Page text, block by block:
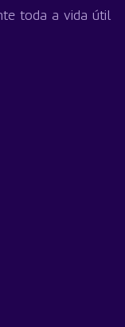
toda a vida útil